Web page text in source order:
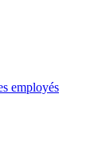
employés